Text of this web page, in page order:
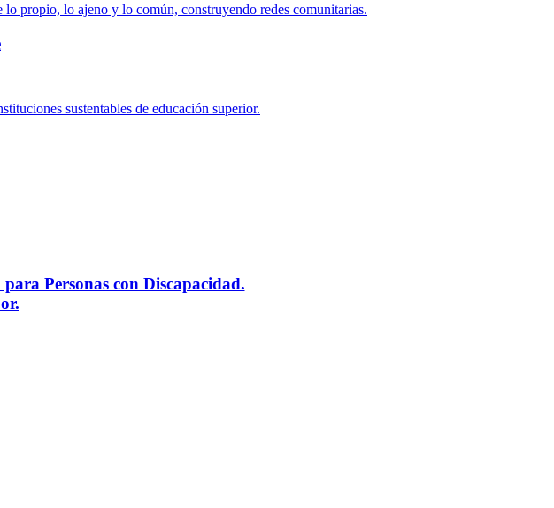
propio, lo ajeno y lo común, construyendo redes comunitarias.
sustentables de educación superior.
Personas con Discapacidad.